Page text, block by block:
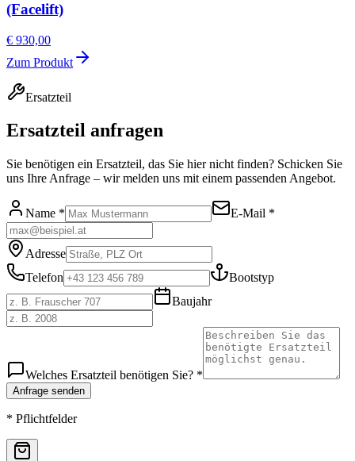
(Facelift)
€ 930,00
Zum Produkt
Ersatzteil
Ersatzteil anfragen
Sie benötigen ein Ersatzteil, das Sie hier nicht finden? Schicken Sie
uns Ihre Anfrage – wir melden uns mit einem passenden Angebot.
Name * E-Mail *
Adresse
Telefon
Bootstyp
Baujahr
Welches Ersatzteil benötigen Sie? *
Anfrage senden
* Pflichtfelder